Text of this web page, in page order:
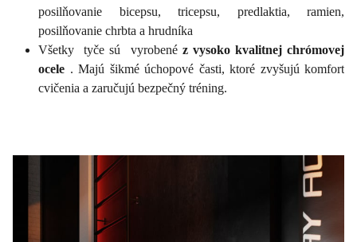
posilňovanie bicepsu, tricepsu, predlaktia, ramien,
posilňovanie chrbta a hrudníka
Všetky tyče sú vyrobené z vysoko kvalitnej chrómovej
ocele . Majú šikmé úchopové časti, ktoré zvyšujú komfort
cvičenia a zaručujú bezpečný tréning.